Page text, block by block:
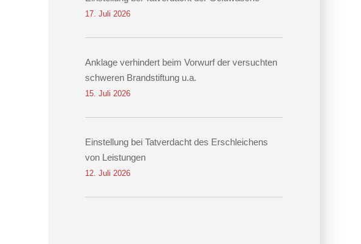
17. Juli 2026
Anklage verhindert beim Vorwurf der versuchten
schweren Brandstiftung u.a.
15. Juli 2026
Einstellung bei Tatverdacht des Erschleichens
von Leistungen
12. Juli 2026